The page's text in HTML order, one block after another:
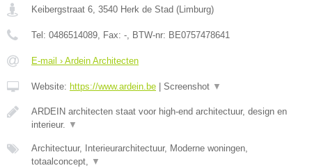
Keibergstraat 6, 3540 Herk de Stad (Limburg)
Tel: 0486514089, Fax: -, BTW-nr: BE0757478641
E-mail › Ardein Architecten
Website: https://www.ardein.be Screenshot ▼
ARDEIN architecten staat voor high-end architectuur, design en
interieur. ▼
Architectuur, Interieurarchitectuur, Moderne woningen,
totaalconcept, ▼